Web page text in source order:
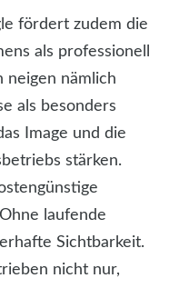
fördert zudem die
als professionell
neigen nämlich
als besonders
Image und die
stärken.
laufende
Sichtbarkeit.
nicht nur,